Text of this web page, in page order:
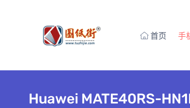
首页 手
Huawei MATE40RS-